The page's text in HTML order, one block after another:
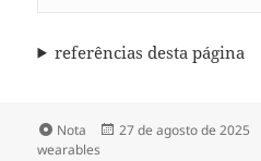
referências desta página
Formato
Nota
Publicado
27 de agosto de 2025
wearables